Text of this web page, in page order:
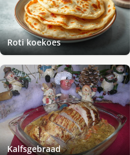
Roti koekoes
Kalfsgebraad